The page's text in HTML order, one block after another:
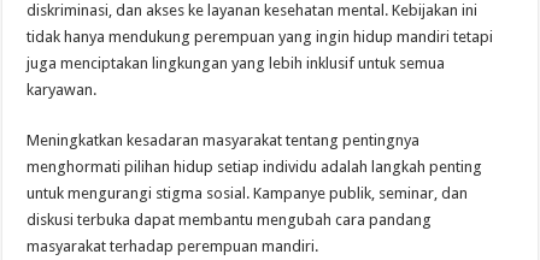
diskriminasi, dan akses ke layanan kesehatan mental. Kebijakan ini
tidak hanya mendukung perempuan yang ingin hidup mandiri tetapi
juga menciptakan lingkungan yang lebih inklusif untuk semua
karyawan.
Meningkatkan kesadaran masyarakat tentang pentingnya
menghormati pilihan hidup setiap individu adalah langkah penting
untuk mengurangi stigma sosial. Kampanye publik, seminar, dan
diskusi terbuka dapat membantu mengubah cara pandang
masyarakat terhadap perempuan mandiri.